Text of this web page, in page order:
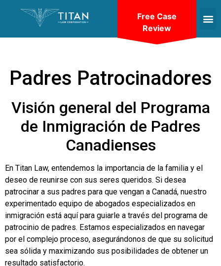
Padres Patrocinadores
Visión general del Programa
de Inmigración de Padres
Canadienses
En Titan Law, entendemos la importancia de la familia y el
deseo de reunirse con sus seres queridos. Si desea
patrocinar a sus padres para que vengan a Canadá, nuestro
experimentado equipo de abogados especializados en
inmigración está aquí para guiarle a través del programa de
patrocinio de padres. Estamos especializados en navegar
por el complejo proceso, asegurándonos de que su solicitud
sea sólida y maximizando sus posibilidades de obtener un
resultado satisfactorio.
Free Case
Review